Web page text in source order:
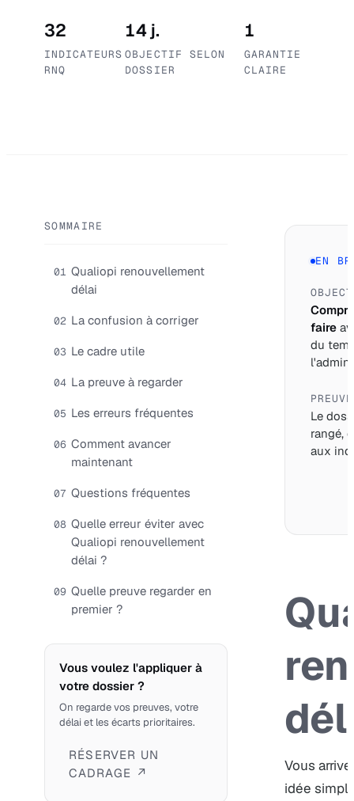
32
INDICATEURS
RNQ
14 j.
OBJECTIF SELON
DOSSIER
1
GARANTIE
CLAIRE
SOMMAIRE
01 Qualiopi renouvellement
délai
02 La confusion à corriger
03 Le cadre utile
04 La preuve à regarder
05 Les erreurs fréquentes
06 Comment avancer
maintenant
07 Questions fréquentes
08 Quelle erreur éviter avec
Qualiopi renouvellement
délai ?
09 Quelle preuve regarder en
premier ?
Vous voulez l'appliquer à
votre dossier ?
On regarde vos preuves, votre
délai et les écarts prioritaires.
RÉSERVER UN
CADRAGE ↗
EN
faire
du
PREUVE
Le
rangé,
aux
Vous
idée